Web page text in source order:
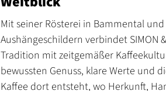
Mit seiner Rösterei in Bammental und
Aushängeschildern verbindet SIMON
Tradition mit zeitgemäßer
bewussten Genuss, klare Werte und
Kaffee dort entsteht, wo Herkunft,